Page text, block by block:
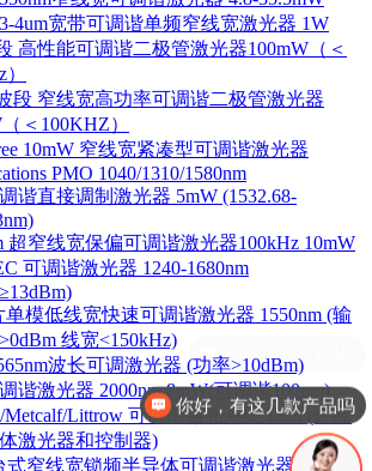
4um宽带可调谐单频窄线宽激光器 1W
高性能可调谐二极管激光器100mW（＜
段 窄线宽高功率可调谐二极管激光器
＜100KHZ）
10mW 窄线宽紧凑型可调谐激光器
PMO 1040/1310/1580nm
谐直接调制激光器 5mW (1532.68-
超窄线宽保偏可调谐激光器100kHz 10mW
可调谐激光器 1240-1680nm
单模低线宽快速可调谐激光器 1550nm (输
线宽<150kHz)
波长可调激光器 (功率>10dBm)
谐激光器 2000nm 8mW(可调谐100nm)
Metcalf/Littrow 可调谐激光系统 Lion (外腔
激光器和控制器)
式窄线宽锁频半导体可调谐激光器 1528-
你好，有这几款产品吗